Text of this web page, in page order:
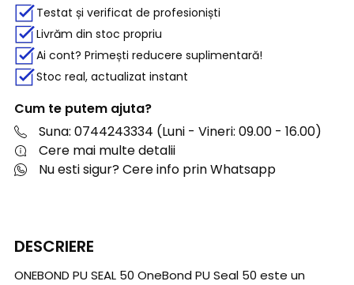
Testat și verificat de profesioniști
Livrăm din stoc propriu
Ai cont? Primești reducere suplimentară!
Stoc real, actualizat instant
Cum te putem ajuta?
Suna: 0744243334 (Luni - Vineri: 09.00 - 16.00)
Cere mai multe detalii
Nu esti sigur? Cere info prin Whatsapp
DESCRIERE
ONEBOND PU SEAL 50 OneBond PU Seal 50 este un